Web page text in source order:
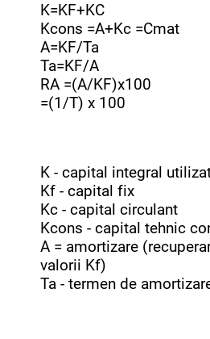
K=KF+KC
Kcons =A+Kc =Cmat
A=KF/Ta
Ta=KF/A
RA =(A/KF)x100
=(1/T) x 100
K - capital integral
Kf - capital fix
Kc - capital circulant
Kcons - capital tehnic
A = amortizare
valorii Kf)
Ta - termen de